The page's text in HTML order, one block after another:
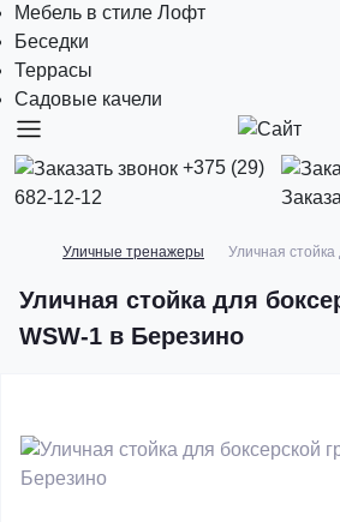
Мебель в стиле Лофт
Беседки
Террасы
Садовые качели
+375 (29)
682-12-12
Уличные тренажеры Уличная стойка
Уличная стойка для
WSW-1 в Березино